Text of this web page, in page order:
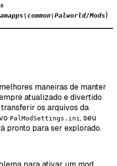
Mods)
maneiras de manter
atualizado e divertido
os arquivos da
PalModSettings.ini , seu
pronto para ser explorado.